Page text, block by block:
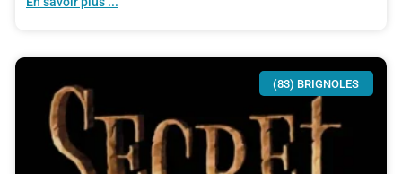
(83) BRIGNOLES